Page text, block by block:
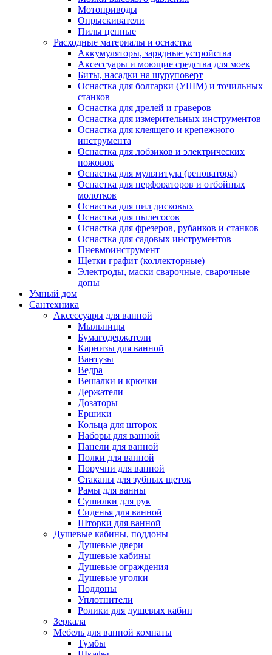
Мотоприводы
Опрыскиватели
Пилы цепные
Расходные материалы и оснастка
Аккумуляторы, зарядные устройства
Аксессуары и моющие средства для моек
Биты, насадки на шуруповерт
Оснастка для болгарки (УШМ) и точильных
станков
Оснастка для дрелей и граверов
Оснастка для измерительных инструментов
Оснастка для клеящего и крепежного
инструмента
Оснастка для лобзиков и электрических
ножовок
Оснастка для мультитула (реноватора)
Оснастка для перфораторов и отбойных
молотков
Оснастка для пил дисковых
Оснастка для пылесосов
Оснастка для фрезеров, рубанков и станков
Оснастка для садовых инструментов
Пневмоинструмент
Щетки графит (коллекторные)
Электроды, маски сварочные, сварочные
допы
Умный дом
Сантехника
Аксессуары для ванной
Мыльницы
Бумагодержатели
Карнизы для ванной
Вантузы
Ведра
Вешалки и крючки
Держатели
Дозаторы
Ершики
Кольца для шторок
Наборы для ванной
Панели для ванной
Полки для ванной
Поручни для ванной
Стаканы для зубных щеток
Рамы для ванны
Сушилки для рук
Сиденья для ванной
Шторки для ванной
Душевые кабины, поддоны
Душевые двери
Душевые кабины
Душевые ограждения
Душевые уголки
Поддоны
Уплотнители
Ролики для душевых кабин
Зеркала
Мебель для ванной комнаты
Тумбы